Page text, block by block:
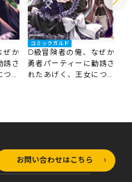
ぜか
誘さ
き
コミックガルド
D級冒険者の俺、なぜか
勇者パーティーに勧誘さ
れたあげく、王女につき
お問い合わせはこちら